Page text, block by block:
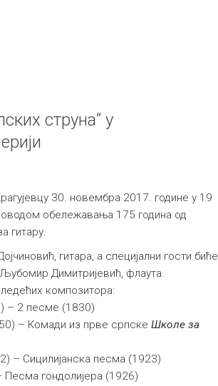
струна” у
30. новембра 2017. године у 19
обележавања 175 година од
гитару.
гитара, а специјални гости биће
Димитријевић, флаута.
композитора:
– 2 песме (1830)
– Комади из прве српскеШколе за
– Сицилијанска песма (1923)
гондолијера (1926)